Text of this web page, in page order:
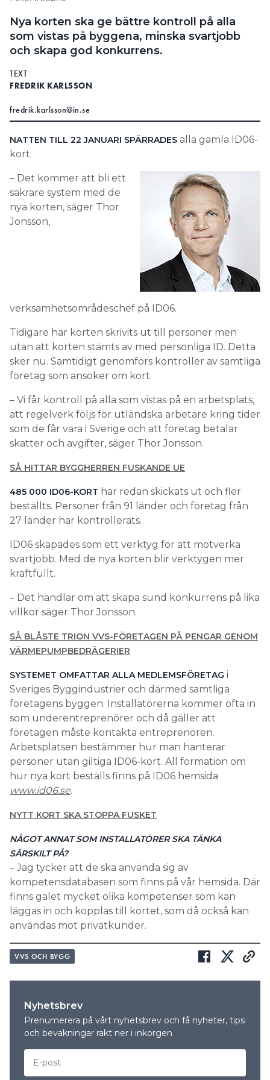
Search for:
SEARCH
Nya korten ska ge bättre kontroll på alla
som vistas på byggena, minska svartjobb
och skapa god konkurrens.
TEXT
FREDRIK KARLSSON
fredrik.karlsson@in.se
NATTEN TILL 22 JANUARI SPÄRRADES alla gamla ID06-
kort.
– Det kommer att bli ett
säkrare system med de
nya korten, säger Thor
Jonsson,
verksamhetsområdeschef på ID06.
Tidigare har korten skrivits ut till personer men
utan att korten stämts av med personliga ID. Detta
sker nu. Samtidigt genomförs kontroller av samtliga
företag som ansöker om kort.
– Vi får kontroll på alla som vistas på en arbetsplats,
att regelverk följs för utländska arbetare kring tider
som de får vara i Sverige och att företag betalar
skatter och avgifter, säger Thor Jonsson.
SÅ HITTAR BYGGHERREN FUSKANDE UE
485 000 ID06-KORT har redan skickats ut och fler
beställts. Personer från 91 länder och företag från
27 länder har kontrollerats.
ID06 skapades som ett verktyg för att motverka
svartjobb. Med de nya korten blir verktygen mer
kraftfullt.
– Det handlar om att skapa sund konkurrens på lika
villkor säger Thor Jonsson.
SÅ BLÅSTE TRION VVS-FÖRETAGEN PÅ PENGAR GENOM
VÄRMEPUMPBEDRÄGERIER
SYSTEMET OMFATTAR ALLA MEDLEMSFÖRETAG i
Sveriges Byggindustrier och därmed samtliga
företagens byggen. Installatörerna kommer ofta in
som underentreprenörer och då gäller att
företagen måste kontakta entreprenören.
Arbetsplatsen bestämmer hur man hanterar
personer utan giltiga ID06-kort. All formation om
hur nya kort beställs finns på ID06 hemsida
www.id06.se.
NYTT KORT SKA STOPPA FUSKET
NÅGOT ANNAT SOM INSTALLATÖRER SKA TÄNKA
SÄRSKILT PÅ?
– Jag tycker att de ska använda sig av
kompetensdatabasen som finns på vår hemsida. Där
finns galet mycket olika kompetenser som kan
läggas in och kopplas till kortet, som då också kan
användas mot privatkunder.
VVS OCH BYGG
Nyhetsbrev
Prenumerera på vårt nyhetsbrev och få nyheter, tips
och bevakningar rakt ner i inkorgen